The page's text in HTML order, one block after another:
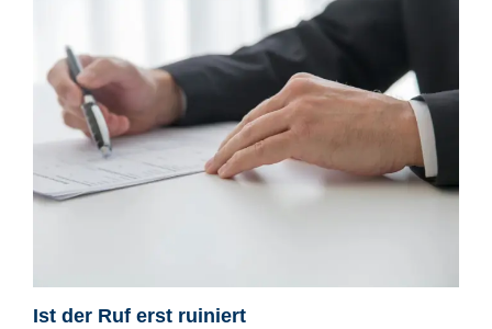
Ist der Ruf erst ruiniert